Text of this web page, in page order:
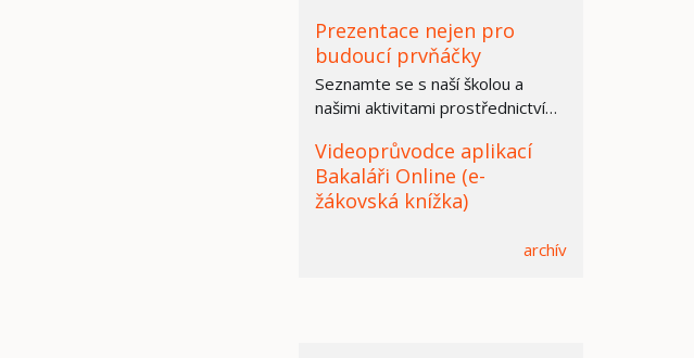
středních…
Prezentace nejen pro
budoucí prvňáčky
Seznamte se s naší školou a
našimi aktivitami prostřednictvím
Videoprůvodce aplikací
Bakaláři Online (e-
žákovská knížka)
archív